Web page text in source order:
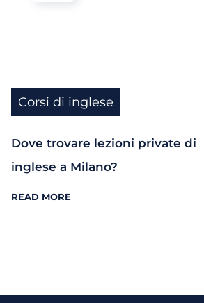
Corsi di inglese
Dove trovare lezioni private di
inglese a Milano?
READ MORE